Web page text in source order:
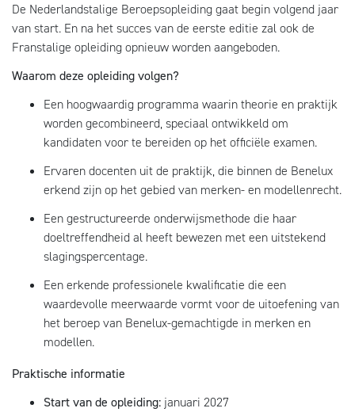
De Nederlandstalige Beroepsopleiding gaat begin volgend jaar
van start. En na het succes van de eerste editie zal ook de
Franstalige opleiding opnieuw worden aangeboden.
Waarom deze opleiding volgen?
Een hoogwaardig programma waarin theorie en praktijk
worden gecombineerd, speciaal ontwikkeld om
kandidaten voor te bereiden op het officiële examen.
Ervaren docenten uit de praktijk, die binnen de Benelux
erkend zijn op het gebied van merken- en modellenrecht.
Een gestructureerde onderwijsmethode die haar
doeltreffendheid al heeft bewezen met een uitstekend
slagingspercentage.
Een erkende professionele kwalificatie die een
waardevolle meerwaarde vormt voor de uitoefening van
het beroep van Benelux-gemachtigde in merken en
modellen.
Praktische informatie
Start van de opleiding: januari 2027